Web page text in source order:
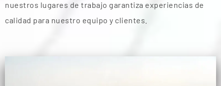
nuestros lugares de trabajo garantiza experiencias de
calidad para nuestro equipo y clientes.